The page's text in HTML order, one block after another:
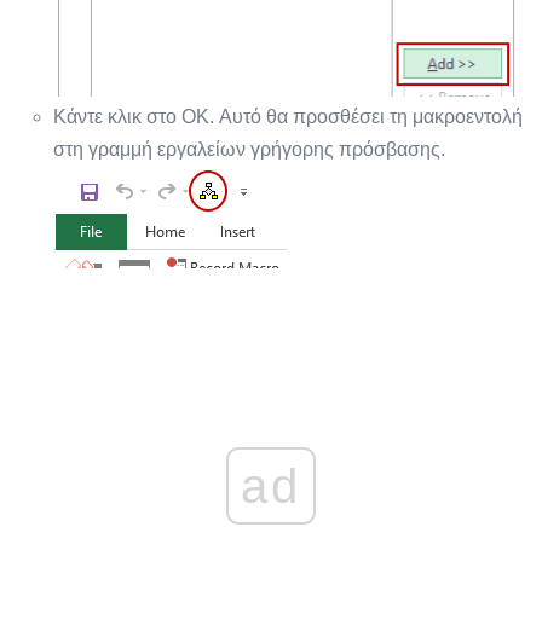
Κάντε κλικ στο OK. Αυτό θα προσθέσει τη μακροεντολή
στη γραμμή εργαλείων γρήγορης πρόσβασης.
ad